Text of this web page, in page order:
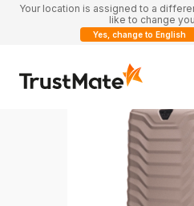
Your location is assigned to a
like to change
Yes, change to English